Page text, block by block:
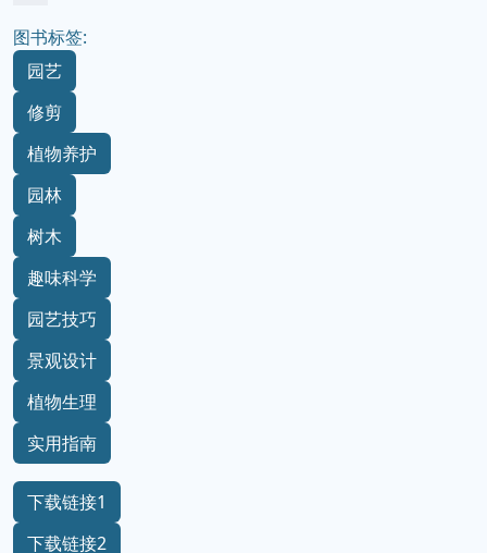
图书标签:
园艺
修剪
植物养护
园林
树木
趣味科学
园艺技巧
景观设计
植物生理
实用指南
下载链接1
下载链接2